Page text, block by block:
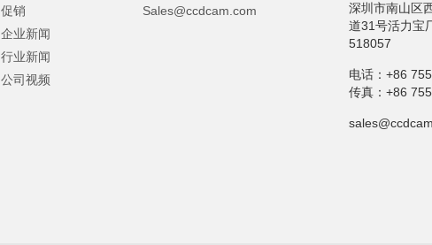
促销
企业新闻
行业新闻
公司视频
Sales@ccdcam.com
深圳市南山区
道31号活力宝
518057
电话： +86
传真： +86